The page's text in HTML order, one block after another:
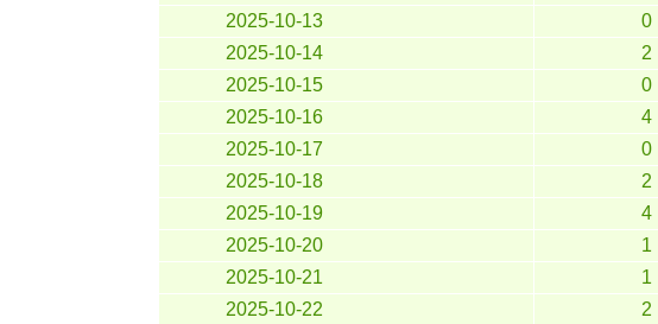
2025-10-13
0
2025-10-14
2
2025-10-15
0
2025-10-16
4
2025-10-17
0
2025-10-18
2
2025-10-19
4
2025-10-20
1
2025-10-21
1
2025-10-22
2